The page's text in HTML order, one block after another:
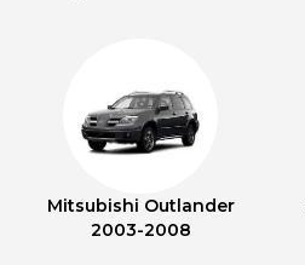
Mitsubishi Outlander
2003-2008